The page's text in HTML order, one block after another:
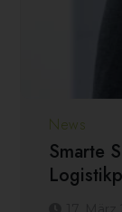
News
Smarte